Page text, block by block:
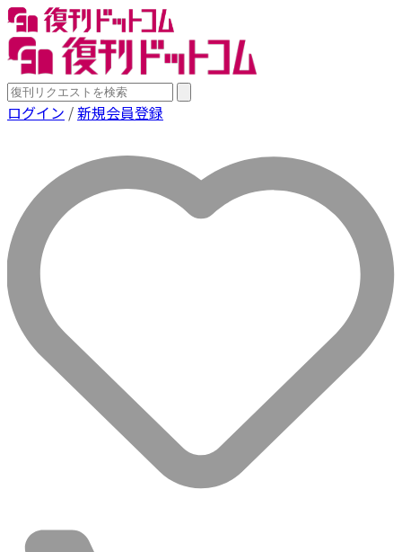
ログイン /新規会員登録